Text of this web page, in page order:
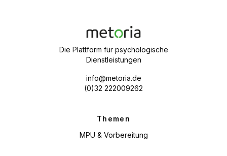
Die Plattform für psychologische
Dienstleistungen
info@metoria.de
(0)32 222009262
Themen
MPU & Vorbereitung